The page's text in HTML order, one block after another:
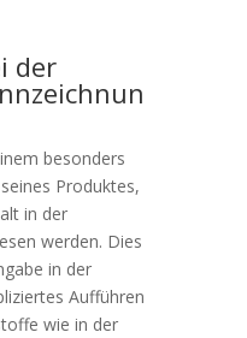
der
besonders
Produktes,
in der
werden. Dies
in der
Aufführen
wie in der